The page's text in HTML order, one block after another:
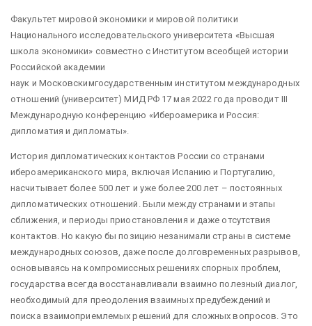
Факультет мировой экономики и мировой политики
Национального исследовательского университета «Высшая
школа экономики» совместно с Институтом всеобщей истории
Российской академии
наук и Московскимгосударственным институтом международных
отношений (университет) МИД РФ 17 мая 2022 года проводит III
Международную конференцию «Ибероамерика и Россия:
дипломатия и дипломаты».
История дипломатических контактов России со странами
ибероамериканского мира, включая Испанию и Португалию,
насчитывает более 500 лет и уже более 200 лет – постоянных
дипломатических отношений. Были между странами и этапы
сближения, и периоды приостановления и даже отсутствия
контактов. Но какую бы позицию незанимали страны в системе
международных союзов, даже после долговременных разрывов,
основываясь на компромиссных решениях спорных проблем,
государства всегда восстанавливали взаимно полезный диалог,
необходимый для преодоления взаимных предубеждений и
поиска взаимоприемлемых решений для сложных вопросов. Это